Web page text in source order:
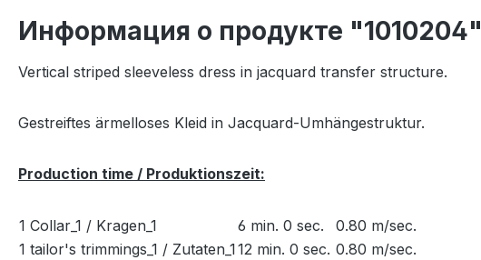
Информация о продукте "1010204"
Vertical striped sleeveless dress in jacquard transfer structure.
Gestreiftes ärmelloses Kleid in Jacquard-Umhängestruktur.
Production time / Produktionszeit:
1 Collar_1 / Kragen_1 6 min. 0 sec.
0.80 m/sec.
1 tailor's trimmings_1 / Zutaten_112 min. 0 sec. 0.80 m/sec.